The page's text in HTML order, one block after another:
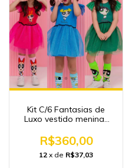
Kit C/6 Fantasias de
Luxo vestido meninas
R$360,00
12 x de R$37,03